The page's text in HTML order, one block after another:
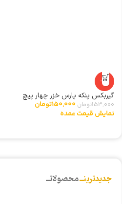
-2%
گیربکس پنکه پارس خزر چهار پیچ
153,000تومان 150,000تومان
نمایش قیمت عمده
جدیدترینــمحصولاتــ